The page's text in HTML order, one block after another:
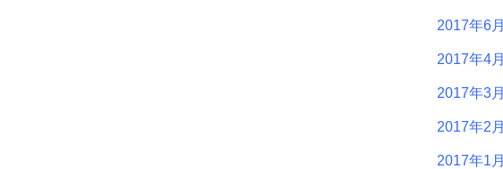
2017年6月
2017年4月
2017年3月
2017年2月
2017年1月